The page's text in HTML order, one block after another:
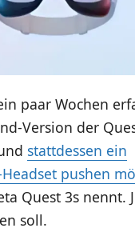
paar Wochen
Version der
stattdessen ein
pushen
Quest 3s nennt.
soll.